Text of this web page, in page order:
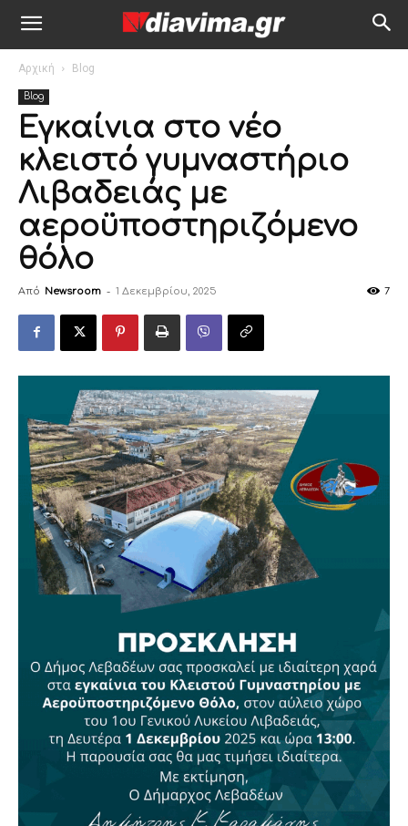
Αρχική Blog
Blog
Εγκαίνια στο νέο
κλειστό γυμναστήριο
Λιβαδειάς με
αεροϋποστηριζόμενο
θόλο
Από Newsroom - 1 Δεκεμβρίου, 2025 7